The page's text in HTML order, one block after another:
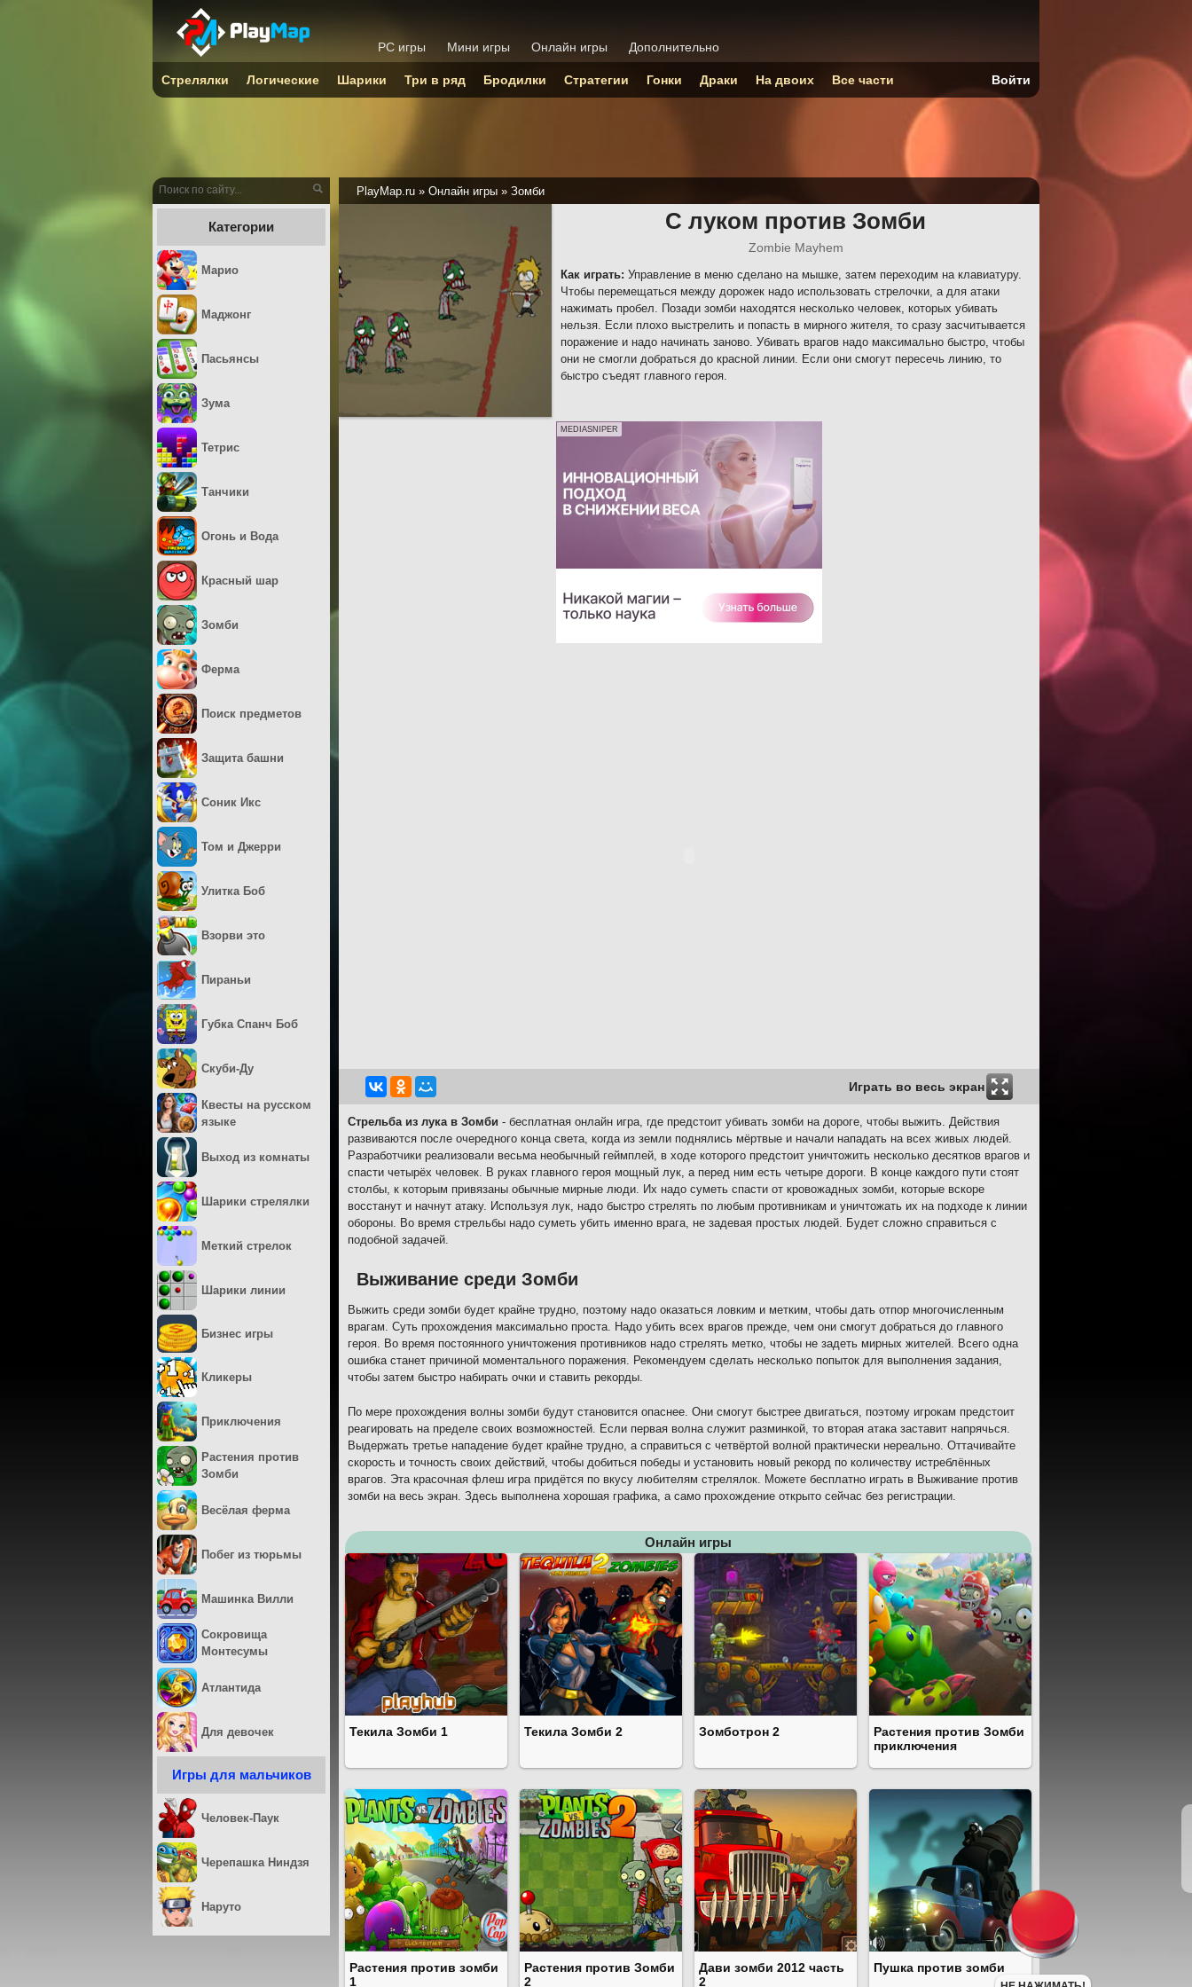
PlayMap.ru » Онлайн игры » Зомби
С луком против Зомби
Zombie Mayhem
Как играть: Управление в меню сделано на мышке, затем переходим на клавиатуру.
Чтобы перемещаться между дорожек надо использовать стрелочки, а для атаки
нажимать пробел. Позади зомби находятся несколько человек, которых убивать
нельзя. Если плохо выстрелить и попасть в мирного жителя, то сразу засчитывается
поражение и надо начинать заново. Убивать врагов надо максимально быстро, чтобы
они не смогли добраться до красной линии. Если они смогут пересечь линию, то
быстро съедят главного героя.
MEDIASNIPER
Играть во весь экран
Стрельба из лука в Зомби - бесплатная онлайн игра, где предстоит убивать зомби на дороге, чтобы выжить. Действия
развиваются после очередного конца света, когда из земли поднялись мёртвые и начали нападать на всех живых людей.
Разработчики реализовали весьма необычный геймплей, в ходе которого предстоит уничтожить несколько десятков врагов и
спасти четырёх человек. В руках главного героя мощный лук, а перед ним есть четыре дороги. В конце каждого пути стоят
столбы, к которым привязаны обычные мирные люди. Их надо суметь спасти от кровожадных зомби, которые вскоре
восстанут и начнут атаку. Используя лук, надо быстро стрелять по любым противникам и уничтожать их на подходе к линии
обороны. Во время стрельбы надо суметь убить именно врага, не задевая простых людей. Будет сложно справиться с
подобной задачей.
Выживание среди Зомби
Выжить среди зомби будет крайне трудно, поэтому надо оказаться ловким и метким, чтобы дать отпор многочисленным
врагам. Суть прохождения максимально проста. Надо убить всех врагов прежде, чем они смогут добраться до главного
героя. Во время постоянного уничтожения противников надо стрелять метко, чтобы не задеть мирных жителей. Всего одна
ошибка станет причиной моментального поражения. Рекомендуем сделать несколько попыток для выполнения задания,
чтобы затем быстро набирать очки и ставить рекорды.
По мере прохождения волны зомби будут становится опаснее. Они смогут быстрее двигаться, поэтому игрокам предстоит
реагировать на пределе своих возможностей. Если первая волна служит разминкой, то вторая атака заставит напрячься.
Выдержать третье нападение будет крайне трудно, а справиться с четвёртой волной практически нереально. Оттачивайте
скорость и точность своих действий, чтобы добиться победы и установить новый рекорд по количеству истреблённых
врагов. Эта красочная флеш игра придётся по вкусу любителям стрелялок. Можете бесплатно играть в Выживание против
зомби на весь экран. Здесь выполнена хорошая графика, а само прохождение открыто сейчас без регистрации.
Онлайн игры
Текила Зомби 1 Текила Зомби 2 Зомботрон 2
Растения против Зомби
приключения
Растения против зомби
1
Растения против Зомби
2
Дави зомби 2012 часть
2
Пушка против зомби
Категории
Марио
Маджонг
Пасьянсы
Зума
Тетрис
Танчики
Огонь и Вода
Красный шар
Зомби
Ферма
Поиск предметов
Защита башни
Соник Икс
Том и Джерри
Улитка Боб
Взорви это
Пираньи
Губка Спанч Боб
Скуби-Ду
Квесты на русском
языке
Выход из комнаты
Шарики стрелялки
Меткий стрелок
Шарики линии
Бизнес игры
Кликеры
Приключения
Растения против
Зомби
Весёлая ферма
Побег из тюрьмы
Машинка Вилли
Сокровища
Монтесумы
Атлантида
Для девочек
Игры для мальчиков
Человек-Паук
Черепашка Ниндзя
Наруто
PC игры Мини игры Онлайн игры Дополнительно
Стрелялки Логические Шарики Три в ряд Бродилки Стратегии Гонки Драки На двоих Все части Войти